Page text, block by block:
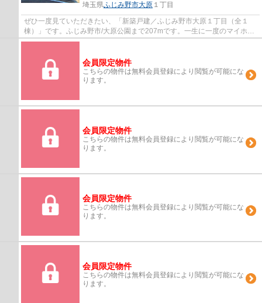
埼玉県ふじみ野市大原 １丁目
ぜひ一度見ていただきたい、「新築戸建／ふじみ野市大原１丁目（全１
棟）」です。ふじみ野市/大原公園まで207mです。一生に一度のマイホー
ム探しは、ぜひ新築戸建てで。折上天井を利用...
会員限定物件
こちらの物件は無料会員登録により閲覧が可能にな
ります。
会員限定物件
こちらの物件は無料会員登録により閲覧が可能にな
ります。
会員限定物件
こちらの物件は無料会員登録により閲覧が可能にな
ります。
会員限定物件
こちらの物件は無料会員登録により閲覧が可能にな
ります。